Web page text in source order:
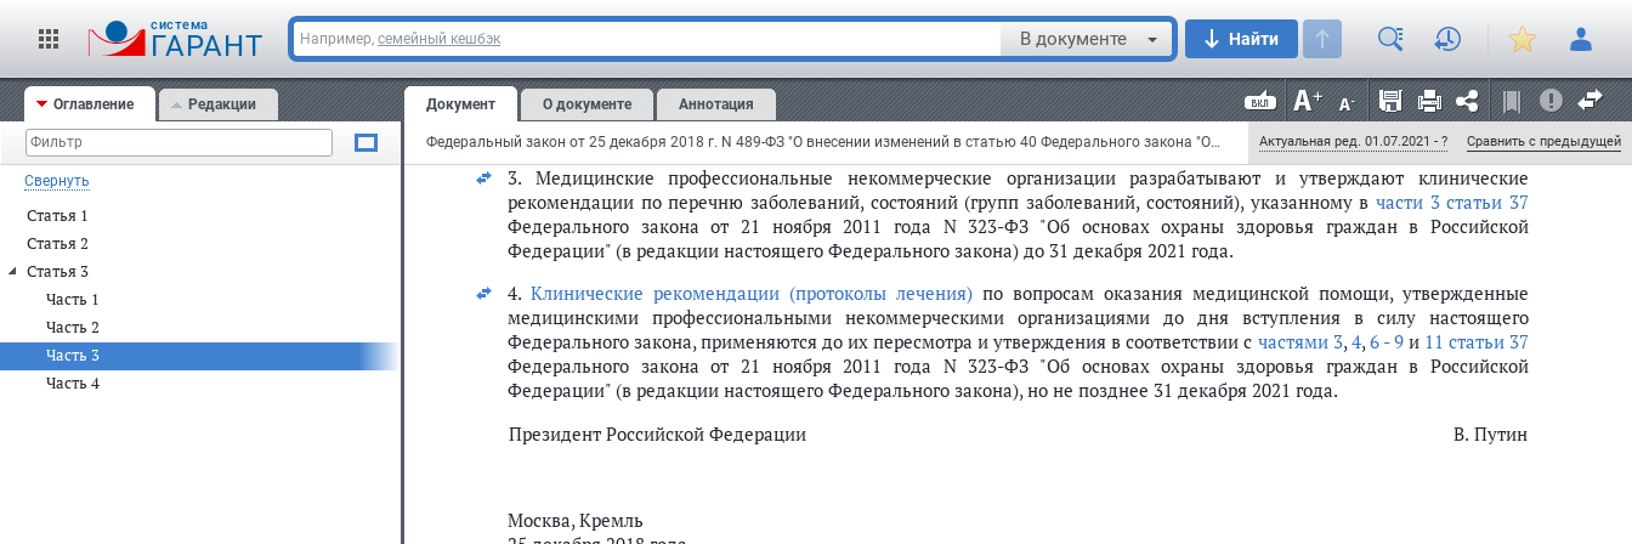
cистема
ГАРАНТ Например, семейный кешбэк В документе Найти
Оглавление Редакции
Свернуть
Статья 1
Статья 2
Статья 3
Часть 1
Часть 2
Часть 3
Часть 4
Документ О документе Аннотация
Федеральный закон от 25 декабря 2018 г. N 489-ФЗ "О внесении изменений в статью 40 Федерального закона "Об обязательном медицинском страховании в Российской Федерации" и Федеральный закон "Об основах охраны здоровья граждан в Российской Федерации" по вопросам клинических рекомендаций" (с изменениями и дополнениями) Актуальная ред. 01.07.2021 - ? Сравнить с предыдущей
1. Настоящий Федеральный закон вступает в силу с 1 января 2019 года, за исключением положений, для которых
настоящей статьей установлен иной срок вступления их в силу.
2.Статья 1,пункт 2,абзац шестой пункта 6,пункт 7,подпункт "б" пункта 10,абзацы второйипятый подпункта "а"и
подпункт "б" пункта 11,пункты 12и14 статьи 2настоящего Федерального закона вступают в силу с 1 января
2022 года.
3. Медицинские профессиональные некоммерческие организации разрабатывают и утверждают клинические
рекомендации по перечню заболеваний, состояний (групп заболеваний, состояний), указанному в части 3 статьи 37
Федерального закона от 21 ноября 2011 года N 323-ФЗ "Об основах охраны здоровья граждан в Российской
Федерации" (в редакции настоящего Федерального закона) до 31 декабря 2021 года.
4. Клинические рекомендации (протоколы лечения) по вопросам оказания медицинской помощи, утвержденные
медицинскими профессиональными некоммерческими организациями до дня вступления в силу настоящего
Федерального закона, применяются до их пересмотра и утверждения в соответствии с частями 3,4,6 - 9и 11 статьи 37
Федерального закона от 21 ноября 2011 года N 323-ФЗ "Об основах охраны здоровья граждан в Российской
Федерации" (в редакции настоящего Федерального закона), но не позднее 31 декабря 2021 года.
Президент Российской Федерации
В. Путин
Москва, Кремль